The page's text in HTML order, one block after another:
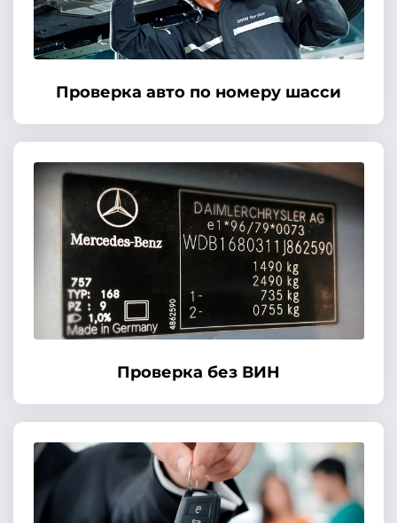
Проверка авто по номеру шасси
Проверка без ВИН